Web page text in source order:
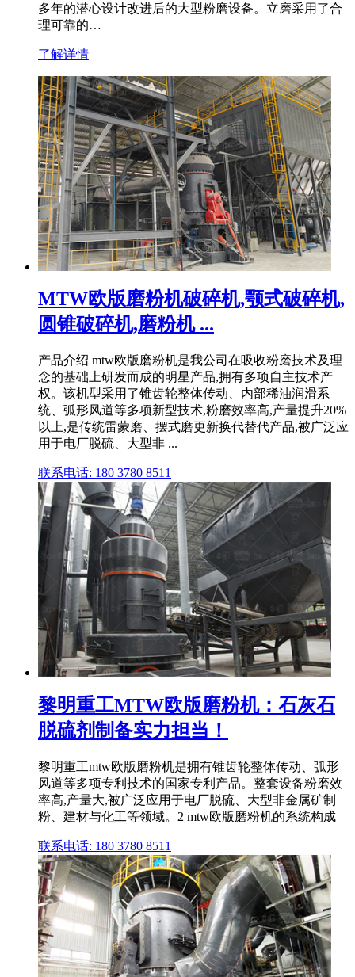
多年的潜心设计改进后的大型粉磨设备。立磨采用了合
理可靠的…
了解详情
MTW欧版磨粉机破碎机,颚式破碎机,
圆锥破碎机,磨粉机 ...
产品介绍 mtw欧版磨粉机是我公司在吸收粉磨技术及理
念的基础上研发而成的明星产品,拥有多项自主技术产
权。该机型采用了锥齿轮整体传动、内部稀油润滑系
统、弧形风道等多项新型技术,粉磨效率高,产量提升20%
以上,是传统雷蒙磨、摆式磨更新换代替代产品,被广泛应
用于电厂脱硫、大型非 ...
联系电话: 180 3780 8511
黎明重工MTW欧版磨粉机：石灰石
脱硫剂制备实力担当！
黎明重工mtw欧版磨粉机是拥有锥齿轮整体传动、弧形
风道等多项专利技术的国家专利产品。整套设备粉磨效
率高,产量大,被广泛应用于电厂脱硫、大型非金属矿制
粉、建材与化工等领域。2 mtw欧版磨粉机的系统构成
联系电话: 180 3780 8511